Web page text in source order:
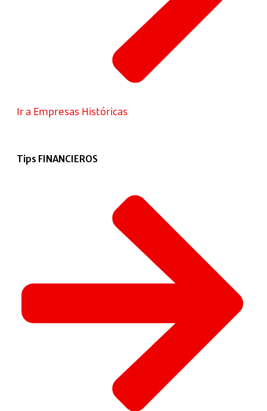
Ir a Empresas Históricas
Tips FINANCIEROS